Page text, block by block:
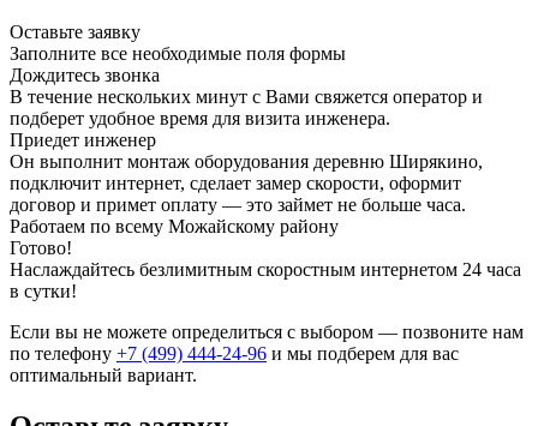
Оставьте заявку
Заполните все необходимые поля формы
Дождитесь звонка
В течение нескольких минут с Вами свяжется оператор и
подберет удобное время для визита инженера.
Приедет инженер
Он выполнит монтаж оборудования деревню Ширякино,
подключит интернет, сделает замер скорости, оформит
договор и примет оплату — это займет не больше часа.
Работаем по всему Можайскому району
Готово!
Наслаждайтесь безлимитным скоростным интернетом 24 часа
в сутки!
Если вы не можете определиться с выбором — позвоните нам
по телефону +7 (499) 444-24-96 и мы подберем для вас
оптимальный вариант.